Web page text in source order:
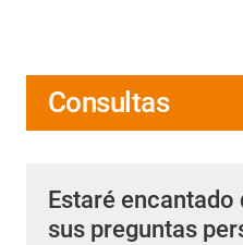
Consultas
Estaré
sus preguntas